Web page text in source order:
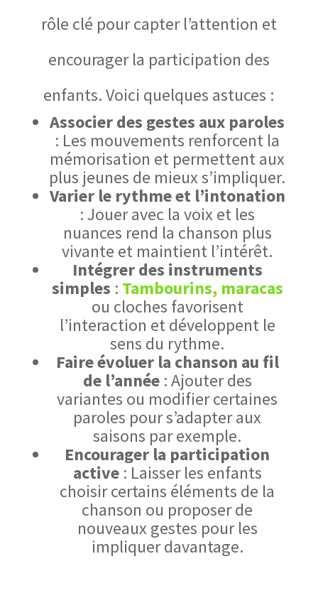
rôle clé pour capter l’attention et
encourager la participation des
enfants. Voici quelques astuces :
Associer des gestes aux paroles
: Les mouvements renforcent la
mémorisation et permettent aux
plus jeunes de mieux s’impliquer.
Varier le rythme et l’intonation
: Jouer avec la voix et les
nuances rend la chanson plus
vivante et maintient l’intérêt.
Intégrer des instruments
simples : Tambourins, maracas
ou cloches favorisent
l’interaction et développent le
sens du rythme.
Faire évoluer la chanson au fil
de l’année: Ajouter des
variantes ou modifier certaines
paroles pour s’adapter aux
saisons par exemple.
Encourager la participation
active: Laisser les enfants
choisir certains éléments de la
chanson ou proposer de
nouveaux gestes pour les
impliquer davantage.